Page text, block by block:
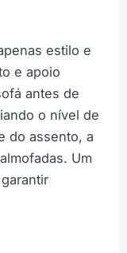
estilo e
e apoio
antes de
o nível de
do assento, a
Um